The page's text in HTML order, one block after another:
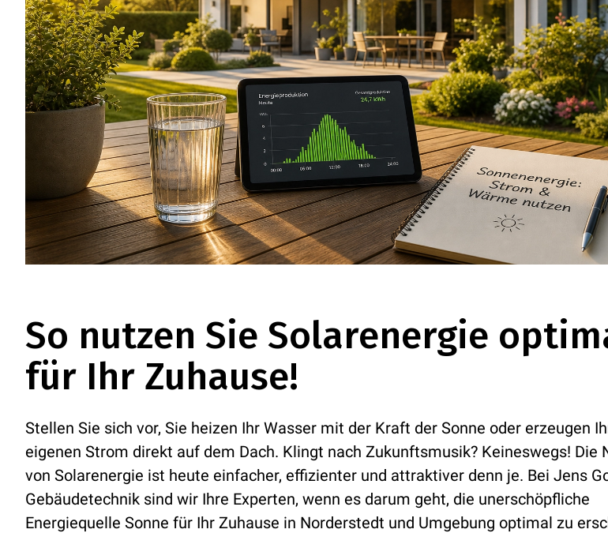
So nutzen Sie Solarenergie
für Ihr Zuhause!
Stellen Sie sich vor, Sie heizen Ihr Wasser mit der Kraft der Sonne oder erzeugen
eigenen Strom direkt auf dem Dach. Klingt nach Zukunftsmusik? Keineswegs! Die
von Solarenergie ist heute einfacher, effizienter und attraktiver denn je. Bei Jens
Gebäudetechnik sind wir Ihre Experten, wenn es darum geht, die unerschöpfliche
Energiequelle Sonne für Ihr Zuhause in Norderstedt und Umgebung optimal zu